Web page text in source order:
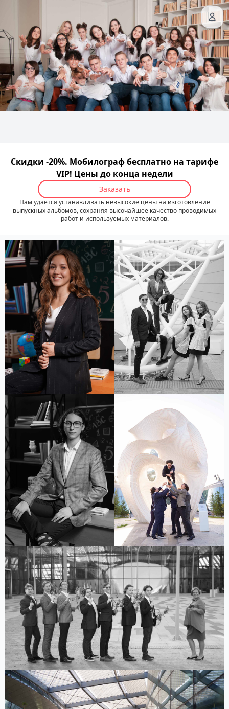
Скидки -20%. Мобилограф бесплатно на тарифе
VIP! Цены до конца недели
Заказать
Нам удается устанавливать невысокие цены на изготовление
выпускных альбомов, сохраняя высочайшее качество проводимых
работ и используемых материалов.